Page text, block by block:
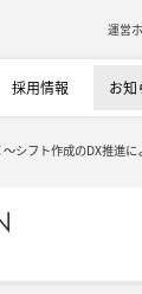
運営
採用情報 お知
シフト作成のDX推進